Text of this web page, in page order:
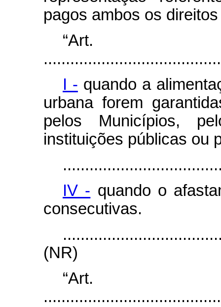
pagos ambos os
I - quando a
urbana forem
pelos Municípios,
instituições públicas ou
IV - quando o
consecutivas.
(NR)